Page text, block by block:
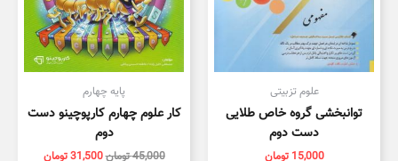
علوم تزبیتی
توانبخشی گروه خاص طلایی
دست دوم
15,000 تومان
پایه چهارم
کار علوم چهارم کارپوچینو دست
دوم
45,000تومان31,500تومان